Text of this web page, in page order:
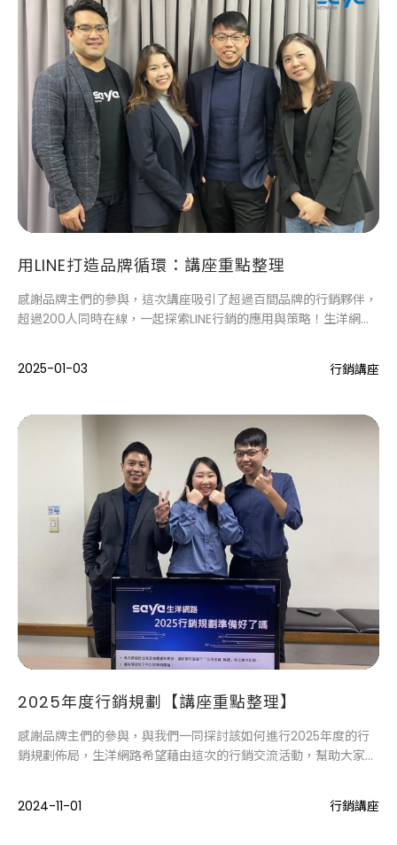
用LINE打造品牌循環：講座重點整理
感謝品牌主們的參與，這次講座吸引了超過百間品牌的行銷夥伴，
超過200人同時在線，一起探索LINE行銷的應用與策略！生洋網路
環生態圈。
2025-01-03 行銷講座
2025年度行銷規劃【講座重點整理】
感謝品牌主們的參與，與我們一同探討該如何進行2025年度的行
銷規劃佈局，生洋網路希望藉由這次的行銷交流活動，幫助大家優
2024-11-01
行銷講座